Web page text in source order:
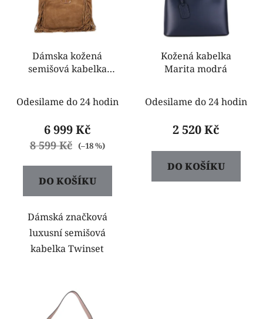
Dámska kožená
semišová kabelka
Odesilame do 24 hodin
6 999 Kč
8 599 Kč (–18 %)
DO KOŠÍKU
Dámská značková
luxusní semišová
kabelka Twinset
Kožená kabelka
Marita modrá
Odesilame do 24 hodin
2 520 Kč
DO KOŠÍKU